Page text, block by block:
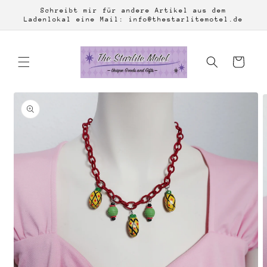
Inhalt
Schreibt mir für andere Artikel aus dem
Ladenlokal eine Mail: info@thestarlitemotel.de
Warenkorb